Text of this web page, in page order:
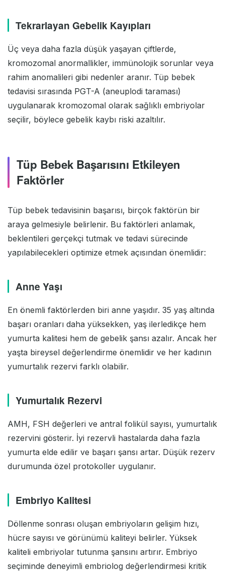
Tekrarlayan Gebelik Kayıpları
Üç veya daha fazla düşük yaşayan çiftlerde,
kromozomal anormallikler, immünolojik sorunlar veya
rahim anomalileri gibi nedenler aranır. Tüp bebek
tedavisi sırasında PGT-A (aneuplodi taraması)
uygulanarak kromozomal olarak sağlıklı embriyolar
seçilir, böylece gebelik kaybı riski azaltılır.
Tüp Bebek Başarısını Etkileyen
Faktörler
Tüp bebek tedavisinin başarısı, birçok faktörün bir
araya gelmesiyle belirlenir. Bu faktörleri anlamak,
beklentileri gerçekçi tutmak ve tedavi sürecinde
yapılabilecekleri optimize etmek açısından önemlidir:
Anne Yaşı
En önemli faktörlerden biri anne yaşıdır. 35 yaş altında
başarı oranları daha yüksekken, yaş ilerledikçe hem
yumurta kalitesi hem de gebelik şansı azalır. Ancak her
yaşta bireysel değerlendirme önemlidir ve her kadının
yumurtalık rezervi farklı olabilir.
Yumurtalık Rezervi
AMH, FSH değerleri ve antral folikül sayısı, yumurtalık
rezervini gösterir. İyi rezervli hastalarda daha fazla
yumurta elde edilir ve başarı şansı artar. Düşük rezerv
durumunda özel protokoller uygulanır.
Embriyo Kalitesi
Döllenme sonrası oluşan embriyoların gelişim hızı,
hücre sayısı ve görünümü kaliteyi belirler. Yüksek
kaliteli embriyolar tutunma şansını artırır. Embriyo
seçiminde deneyimli embriolog değerlendirmesi kritik